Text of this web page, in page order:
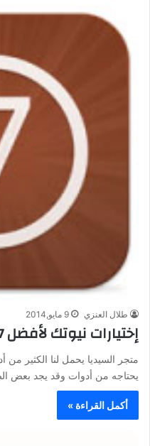
طلال العنزي 9 مايو,2014
إختيارات نيوتك لأفضل 7 أدوات من السيديا #4
متجر السيديا يحمل لنا الكثير من
يحتاجه من أدوات وقد يجد بعض
أكمل القراءة »